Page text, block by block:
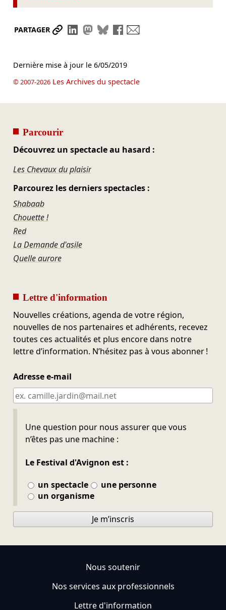
PARTAGER Partager le lien
Partager sur LinkedIn
Partager sur Mastodon
Partager sur Bluesky
Partager sur Facebook
Dernière mise à jour le 6/05/2019
© 2007-2026Les Archives du spectacle
Parcourir
Découvrez un spectacle au hasard :
Les Chevaux du plaisir
Parcourez les derniers spectacles :
Shabaab
Chouette !
Red
La Demande d'asile
Quelle aurore
Lettre d'information
Nouvelles créations, agenda de votre région,
nouvelles de nos partenaires et adhérents, recevez
toutes ces actualités et plus encore dans notre
lettre d’information. N’hésitez pas à vous abonner !
Adresse e-mail
Une question pour nous assurer que vous
n’êtes pas une machine :
Le Festival d'Avignon est :
un spectacle
une personne
un organisme
Ne pas remplir
Je m’inscris
Nous soutenir
Nos services aux professionnels
Lettre d'information